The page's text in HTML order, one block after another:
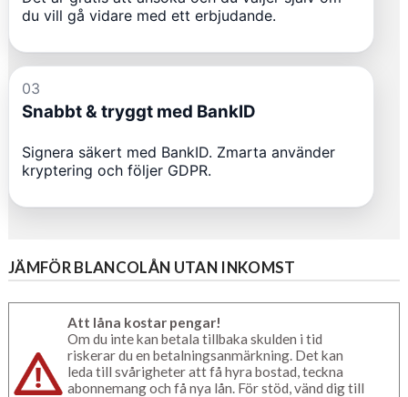
JÄMFÖR BLANCOLÅN UTAN INKOMST
Att låna kostar pengar!
Om du inte kan betala tillbaka skulden i tid
riskerar du en betalningsanmärkning. Det kan
leda till svårigheter att få hyra bostad, teckna
abonnemang och få nya lån. För stöd, vänd dig till